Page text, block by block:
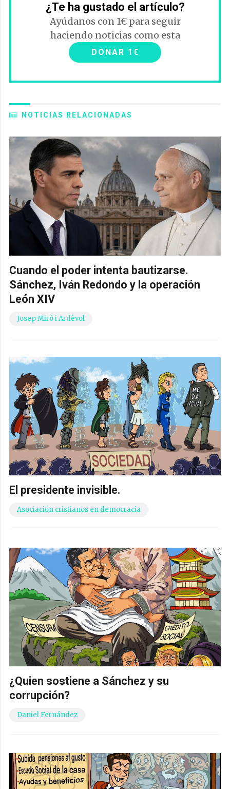
¿Te ha gustado el artículo?
Ayúdanos con 1€ para seguir
haciendo noticias como esta
DONAR 1€
NOTICIAS RELACIONADAS
Cuando el poder intenta bautizarse.
Sánchez, Iván Redondo y la operación
León XIV
Josep Miró i Ardèvol
El presidente invisible.
Asociación cristianos en democracia
¿Quien sostiene a Sánchez y su
corrupción?
Daniel Fernández